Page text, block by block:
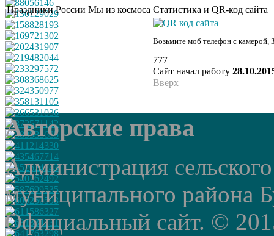
Праздники России Мы из космоса Статистика и QR-код сайта
Возьмите моб телефон с камерой,
777
Сайт начал работу
Вверх
Авторские права
Администрация
муниципального района
Официальный сайт. ©